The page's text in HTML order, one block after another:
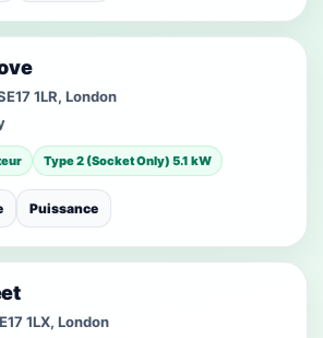
1LR, London
Type 2 (Socket Only) 5.1 kW
Puissance
1LX, London